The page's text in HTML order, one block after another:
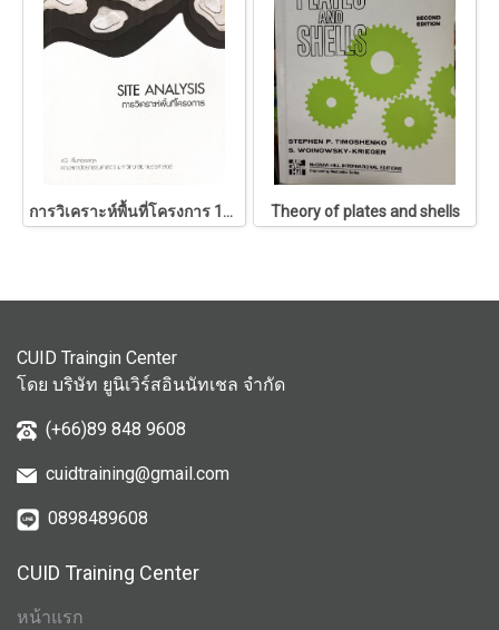
การวิเคราะห์พื้นที่โครงการ 146 Theory of plates and shells
CUID Traingin Center
โดย บริษัท ยูนิเวิร์สอินนัทเชล จำกัด
(+66)89 848 9608
cuidtraining@gmail.com
0898489608
CUID Training Center
หน้าแรก